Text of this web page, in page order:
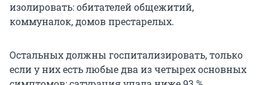
изолировать: обитателей общежитий,
коммуналок, домов престарелых.
Остальных должны госпитализировать, только
если у них есть любые два из четырех основных